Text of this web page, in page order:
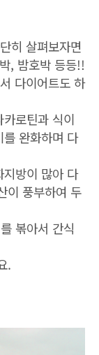
히 살펴보자면
, 밤호박 등등!!
다이어트도 하
로틴과 식이
완화하며 다
방이 많아 다
이 풍부하여 두
볶아서 간식
.